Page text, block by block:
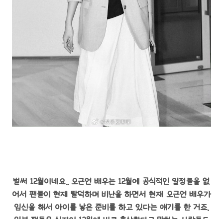
벌써 12월이네요.. 오근언 배우는 12월에 공식적인 일정들을 없
어서 팬들이 현재 탈덕하며 비난을 하면서 현재 오근언 배우가
임신을 해서 아이를 낳은 준비를 하고 있다는 얘기를 한 거죠.